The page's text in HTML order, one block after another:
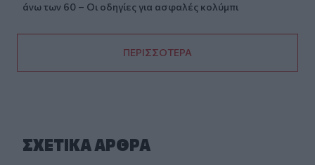
άνω των 60 – Οι οδηγίες για ασφαλές κολύμπι
ΠΕΡΙΣΣΟΤΕΡΑ
ΣΧΕΤΙΚA AΡΘΡΑ